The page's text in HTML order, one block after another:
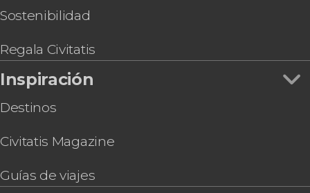
Sostenibilidad
Regala Civitatis
Inspiración
Destinos
Civitatis Magazine
Guías de viajes